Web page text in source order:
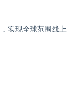
实现全球范围线上